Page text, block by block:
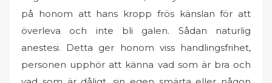
på honom att hans kropp frös känslan för att
överleva och inte bli galen. Sådan naturlig
anestesi. Detta ger honom viss handlingsfrihet,
personen upphör att känna vad som är bra och